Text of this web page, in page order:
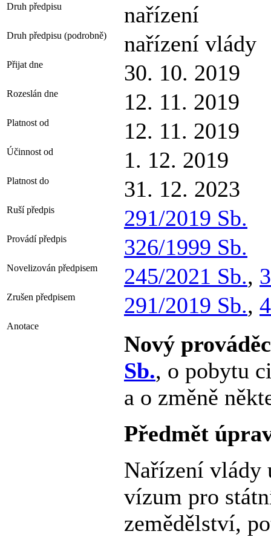
Druh předpisu nařízení
Druh předpisu (podrobně) nařízení vlády
Přijat dne 30. 10. 2019
Rozeslán dne 12. 11. 2019
Platnost od 12. 11. 2019
Účinnost od 1. 12. 2019
Platnost do 31. 12. 2023
Ruší předpis 291/2019 Sb.
Provádí předpis 326/1999 Sb.
Novelizován předpisem 245/2021 Sb.,
Zrušen předpisem 291/2019 Sb.,
Anotace
Nový
Sb., o pobytu
a o změně
Předmět
Nařízení vlády
vízum pro
zemědělství,